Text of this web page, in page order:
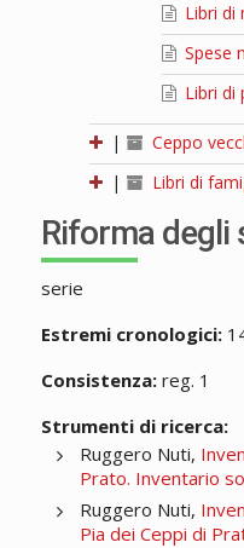
Libri di
Spese
Libri di
|
Ceppo
|
Libri di
Riforma degli
serie
Estremi cronologici:
Consistenza:reg. 1
Strumenti di ricerca:
Ruggero Nuti,
Prato. Inventario
Ruggero Nuti,
Pia dei Ceppi di